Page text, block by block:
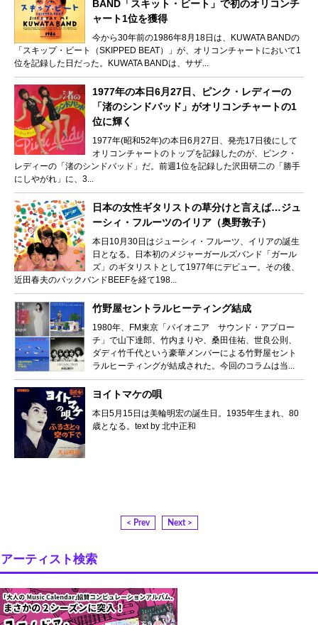
BAND「スキット・ビート」で初のオリコンチ
ャート1位を獲得
今から30年前の1986年8月18日は、KUWATA BANDの
「スキップ・ビート（SKIPPED BEAT）」が、オリコンチャートにおいて1
位を記録した日だった。KUWATA BANDは、サザ...
1977年の本日6月27日、ピンク・レディーの
「渚のシンドバッド」がオリコンチャートの1
位に輝く
1977年(昭和52年)の本日6月27日、発売17日後にして
オリコンチャートのトップを記録したのが、ピンク・
レディーの「渚のシンドバッド」だ。前週1位を記録した沢田研二の「勝手
にしやがれ」に、3...
日本の女性ギタリストの草分けと言えば…ジュ
ーシィ・フルーツのイリア（奥野敦子）
本日10月30日はジューシィ・フルーツ、イリアの誕生
日となる。日本初のメジャーガールズバンド「ガール
ズ」のギタリストとして1977年にデビュー。その後、
近田春夫のバックバンドBEEFを経て198...
竹野屋セントラルヒーティング結成
1980年、FM東京「パイオニア サウンド・アプロー
チ」で山下達郎、竹内まりや、桑田佳祐、世良公則、
ダディ竹千代という豪華メンバーによる竹野屋セント
ラルヒーティングが結成された。今回のコラムは当...
ヨイトマケの唄
本日5月15日は美輪明宏の誕生日。1935年生まれ、80
歳となる。text by 北中正和
< Prev Next >
アーティスト検索